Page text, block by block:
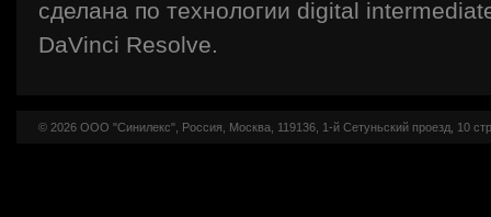
сделана по технологии digital
DaVinci Resolve.
© 2026 ООО "Синилекс", Россия, Москва, 119136, 1-й Сетуньский проезд, 10